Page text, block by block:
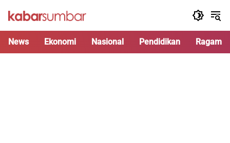
News Ekonomi Nasional Pendidikan Ragam